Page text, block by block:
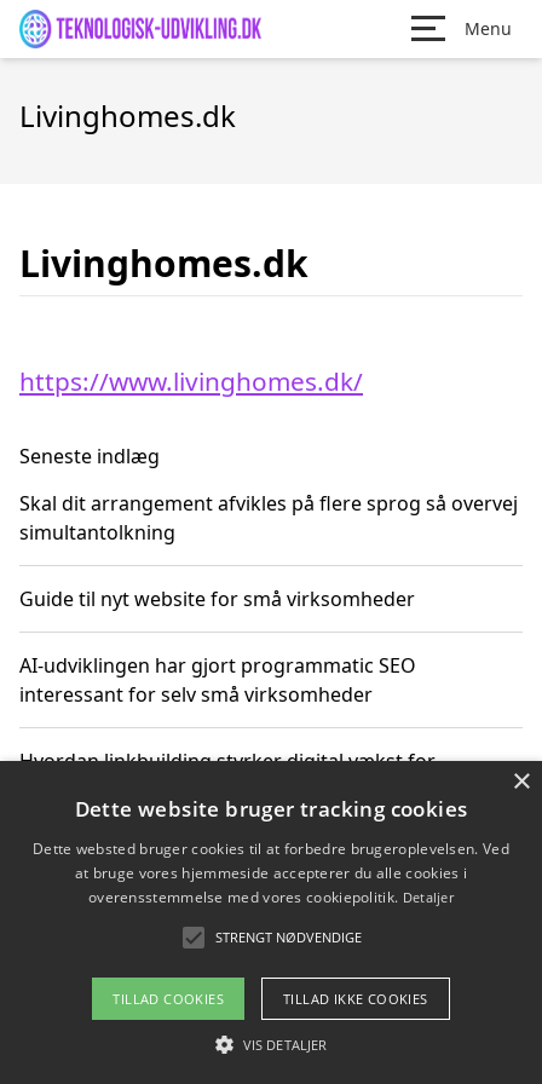
Menu
Livinghomes.dk
Livinghomes.dk
https://www.livinghomes.dk/
Seneste indlæg
Skal dit arrangement afvikles på flere sprog så overvej
simultantolkning
Guide til nyt website for små virksomheder
AI-udviklingen har gjort programmatic SEO
interessant for selv små virksomheder
Hvordan linkbuilding styrker digital vækst for
Sådan har udviklingen inden for genbrug af elektronik
ændret sig
Copyright 2026 - Pilanto Aps
Om / kontakt
×
Dette website bruger tracking cookies
Dette websted bruger cookies til at forbedre brugeroplevelsen. Ved
at bruge vores hjemmeside accepterer du alle cookies i
overensstemmelse med vores cookiepolitik. Detaljer
STRENGT NØDVENDIGE
TILLAD COOKIES TILLAD IKKE COOKIES
VIS DETALJER